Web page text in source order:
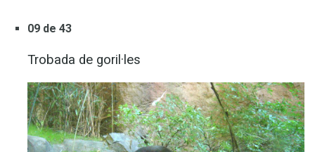
09 de 43
Trobada de goril·les